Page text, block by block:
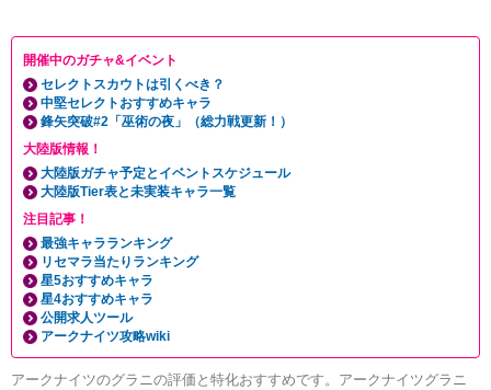
開催中のガチャ&イベント
セレクトスカウトは引くべき？
中堅セレクトおすすめキャラ
鋒矢突破#2「巫術の夜」（総力戦更新！）
大陸版情報！
大陸版ガチャ予定とイベントスケジュール
大陸版Tier表と未実装キャラ一覧
注目記事！
最強キャラランキング
リセマラ当たりランキング
星5おすすめキャラ
星4おすすめキャラ
公開求人ツール
アークナイツ攻略wiki
アークナイツのグラニの評価と特化おすすめです。アークナイツグラニ